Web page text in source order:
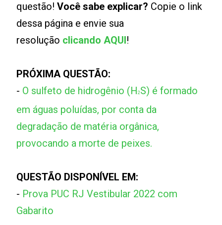
questão!Você sabe explicar? Copie o link
dessa página e envie sua
resolução clicando AQUI!
PRÓXIMA QUESTÃO:
- O sulfeto de hidrogênio (H2S) é formado
em águas poluídas, por conta da
degradação de matéria orgânica,
provocando a morte de peixes.
QUESTÃO DISPONÍVEL EM:
- Prova PUC RJ Vestibular 2022 com
Gabarito